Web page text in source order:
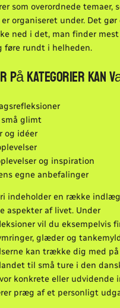
som overordnede temaer,
organiseret under. Det
ned i det, man finder
føre rundt i helheden.
på kategorier kan
små glimt
og idéer
og inspiration
egne anbefalinger
indeholder en række
aspekter af livet. Under
vil du eksempelvis
glæder og
kan trække dig med
til små ture i den
konkrete eller udvidende
præg af et personligt